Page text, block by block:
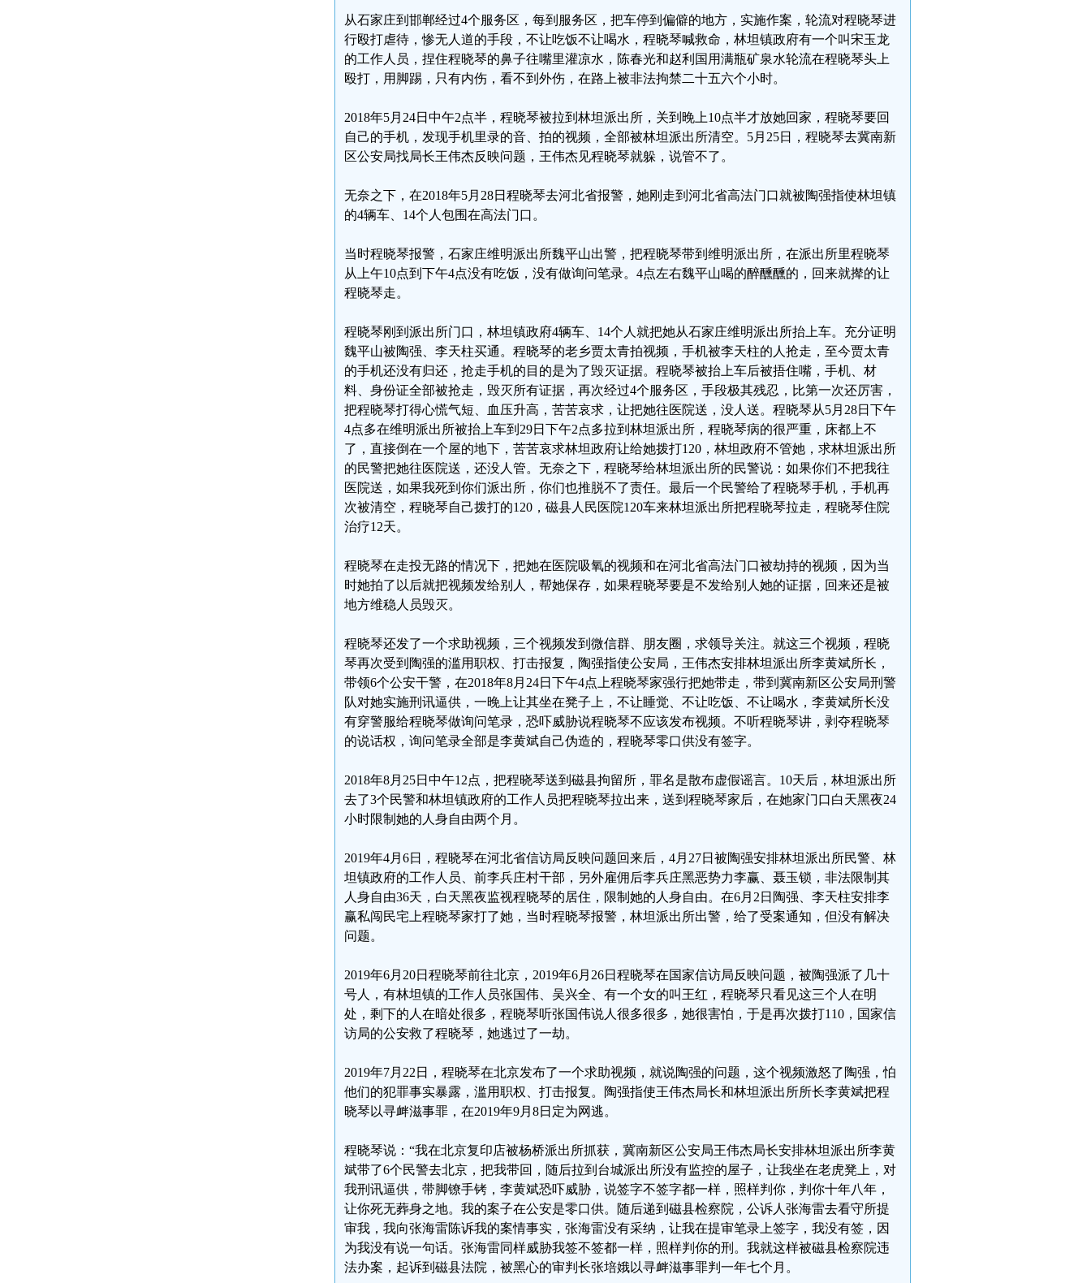
从石家庄到邯郸经过4个服务区，每到服务区，把车停到偏僻的地方，实施作案，轮流对程晓琴进
行殴打虐待，惨无人道的手段，不让吃饭不让喝水，程晓琴喊救命，林坦镇政府有一个叫宋玉龙
的工作人员，捏住程晓琴的鼻子往嘴里灌凉水，陈春光和赵利国用满瓶矿泉水轮流在程晓琴头上
殴打，用脚踢，只有内伤，看不到外伤，在路上被非法拘禁二十五六个小时。
2018年5月24日中午2点半，程晓琴被拉到林坦派出所，关到晚上10点半才放她回家，程晓琴要回
自己的手机，发现手机里录的音、拍的视频，全部被林坦派出所清空。5月25日，程晓琴去冀南新
区公安局找局长王伟杰反映问题，王伟杰见程晓琴就躲，说管不了。
无奈之下，在2018年5月28日程晓琴去河北省报警，她刚走到河北省高法门口就被陶强指使林坦镇
的4辆车、14个人包围在高法门口。
当时程晓琴报警，石家庄维明派出所魏平山出警，把程晓琴带到维明派出所，在派出所里程晓琴
从上午10点到下午4点没有吃饭，没有做询问笔录。4点左右魏平山喝的醉醺醺的，回来就撵的让
程晓琴走。
程晓琴刚到派出所门口，林坦镇政府4辆车、14个人就把她从石家庄维明派出所抬上车。充分证明
魏平山被陶强、李天柱买通。程晓琴的老乡贾太青拍视频，手机被李天柱的人抢走，至今贾太青
的手机还没有归还，抢走手机的目的是为了毁灭证据。程晓琴被抬上车后被捂住嘴，手机、材
料、身份证全部被抢走，毁灭所有证据，再次经过4个服务区，手段极其残忍，比第一次还厉害，
把程晓琴打得心慌气短、血压升高，苦苦哀求，让把她往医院送，没人送。程晓琴从5月28日下午
4点多在维明派出所被抬上车到29日下午2点多拉到林坦派出所，程晓琴病的很严重，床都上不
了，直接倒在一个屋的地下，苦苦哀求林坦政府让给她拨打120，林坦政府不管她，求林坦派出所
的民警把她往医院送，还没人管。无奈之下，程晓琴给林坦派出所的民警说：如果你们不把我往
医院送，如果我死到你们派出所，你们也推脱不了责任。最后一个民警给了程晓琴手机，手机再
次被清空，程晓琴自己拨打的120，磁县人民医院120车来林坦派出所把程晓琴拉走，程晓琴住院
治疗12天。
程晓琴在走投无路的情况下，把她在医院吸氧的视频和在河北省高法门口被劫持的视频，因为当
时她拍了以后就把视频发给别人，帮她保存，如果程晓琴要是不发给别人她的证据，回来还是被
地方维稳人员毁灭。
程晓琴还发了一个求助视频，三个视频发到微信群、朋友圈，求领导关注。就这三个视频，程晓
琴再次受到陶强的滥用职权、打击报复，陶强指使公安局，王伟杰安排林坦派出所李黄斌所长，
带领6个公安干警，在2018年8月24日下午4点上程晓琴家强行把她带走，带到冀南新区公安局刑警
队对她实施刑讯逼供，一晚上让其坐在凳子上，不让睡觉、不让吃饭、不让喝水，李黄斌所长没
有穿警服给程晓琴做询问笔录，恐吓威胁说程晓琴不应该发布视频。不听程晓琴讲，剥夺程晓琴
的说话权，询问笔录全部是李黄斌自己伪造的，程晓琴零口供没有签字。
2018年8月25日中午12点，把程晓琴送到磁县拘留所，罪名是散布虚假谣言。10天后，林坦派出所
去了3个民警和林坦镇政府的工作人员把程晓琴拉出来，送到程晓琴家后，在她家门口白天黑夜24
小时限制她的人身自由两个月。
2019年4月6日，程晓琴在河北省信访局反映问题回来后，4月27日被陶强安排林坦派出所民警、林
坦镇政府的工作人员、前李兵庄村干部，另外雇佣后李兵庄黑恶势力李赢、聂玉锁，非法限制其
人身自由36天，白天黑夜监视程晓琴的居住，限制她的人身自由。在6月2日陶强、李天柱安排李
赢私闯民宅上程晓琴家打了她，当时程晓琴报警，林坦派出所出警，给了受案通知，但没有解决
问题。
2019年6月20日程晓琴前往北京，2019年6月26日程晓琴在国家信访局反映问题，被陶强派了几十
号人，有林坦镇的工作人员张国伟、吴兴全、有一个女的叫王红，程晓琴只看见这三个人在明
处，剩下的人在暗处很多，程晓琴听张国伟说人很多很多，她很害怕，于是再次拨打110，国家信
访局的公安救了程晓琴，她逃过了一劫。
2019年7月22日，程晓琴在北京发布了一个求助视频，就说陶强的问题，这个视频激怒了陶强，怕
他们的犯罪事实暴露，滥用职权、打击报复。陶强指使王伟杰局长和林坦派出所所长李黄斌把程
晓琴以寻衅滋事罪，在2019年9月8日定为网逃。
程晓琴说：“我在北京复印店被杨桥派出所抓获，冀南新区公安局王伟杰局长安排林坦派出所李黄
斌带了6个民警去北京，把我带回，随后拉到台城派出所没有监控的屋子，让我坐在老虎凳上，对
我刑讯逼供，带脚镣手铐，李黄斌恐吓威胁，说签字不签字都一样，照样判你，判你十年八年，
让你死无葬身之地。我的案子在公安是零口供。随后递到磁县检察院，公诉人张海雷去看守所提
审我，我向张海雷陈诉我的案情事实，张海雷没有采纳，让我在提审笔录上签字，我没有签，因
为我没有说一句话。张海雷同样威胁我签不签都一样，照样判你的刑。我就这样被磁县检察院违
法办案，起诉到磁县法院，被黑心的审判长张培娥以寻衅滋事罪判一年七个月。